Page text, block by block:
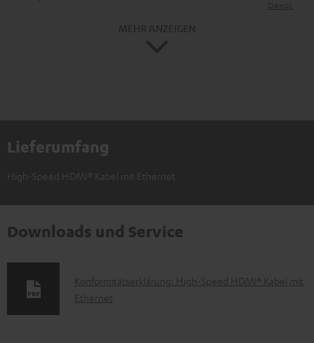
Lieferumfang
High-Speed HDMI® Kabel mit Ethernet
Downloads und Service
D
o
Konformitätserklärung: High-Speed HDMI® Kabel mit
Ethernet